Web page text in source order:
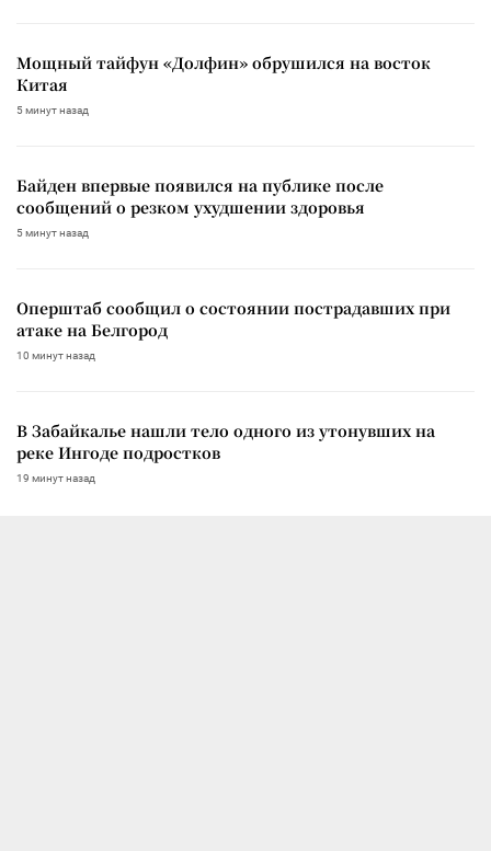
Мощный тайфун «Долфин» обрушился на восток
Китая
5 минут назад
Байден впервые появился на публике после
сообщений о резком ухудшении здоровья
5 минут назад
Оперштаб сообщил о состоянии пострадавших при
атаке на Белгород
10 минут назад
В Забайкалье нашли тело одного из утонувших на
реке Ингоде подростков
19 минут назад